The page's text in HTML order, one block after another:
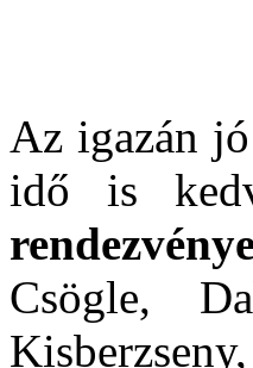
Az igazán
idő is
Csögle,